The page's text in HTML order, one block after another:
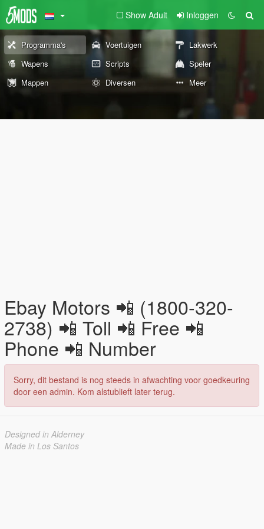
Show Adult Inloggen
Programma's Voertuigen
Lakwerk
Wapens
Scripts
Speler
Mappen
Diversen Meer
Ebay Motors 📲 (1800-320-
2738) 📲 Toll 📲 Free 📲
Phone 📲 Number
Sorry, dit bestand is nog steeds in afwachting voor goedkeuring
door een admin. Kom alstublieft later terug.
Designed in Alderney
Made in Los Santos